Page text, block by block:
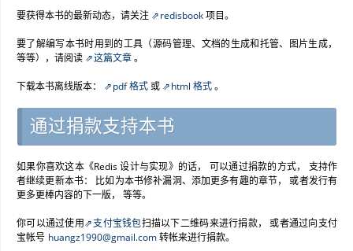
要获得本书的最新动态，请关注 redisbook项目。
要了解编写本书时用到的工具（源码管理、文档的生成和托管、图片生成，
等等），请阅读
这篇文章。
下载本书离线版本： pdf 格式或 html 格式。
通过捐款支持本书
如果你喜欢这本《Redis 设计与实现》的话， 可以通过捐款的方式， 支持作
者继续更新本书： 比如为本书修补漏洞、添加更多有趣的章节， 或者发行有
更多更棒内容的下一版， 等等。
你可以通过使用 支付宝钱包扫描以下二维码来进行捐款， 或者通过向支付
宝帐号 huangz1990@gmail.com转帐来进行捐款。